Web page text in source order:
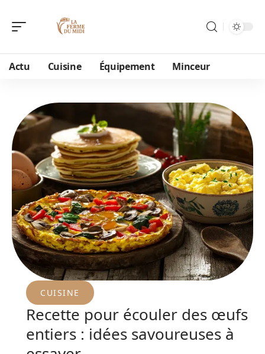
Actu Cuisine Équipement Minceur
CUISINE
Recette pour écouler des œufs
entiers : idées savoureuses à